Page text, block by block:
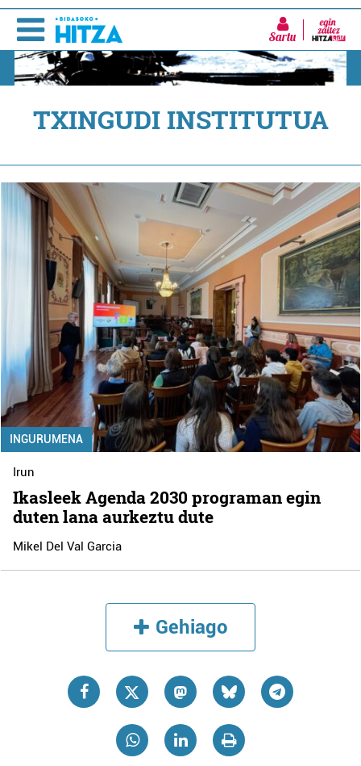
Sartu
TXINGUDI INSTITUTUA
INGURUMENA
Irun
Ikasleek Agenda 2030 programan egin
duten lana aurkeztu dute
Mikel Del Val Garcia
Gehiago